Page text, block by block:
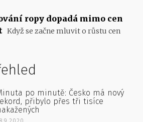
ropy dopadá mimo cen
Když se začne mluvit o růstu cen
po minutě: Česko má nový
přibylo přes tři tisíce